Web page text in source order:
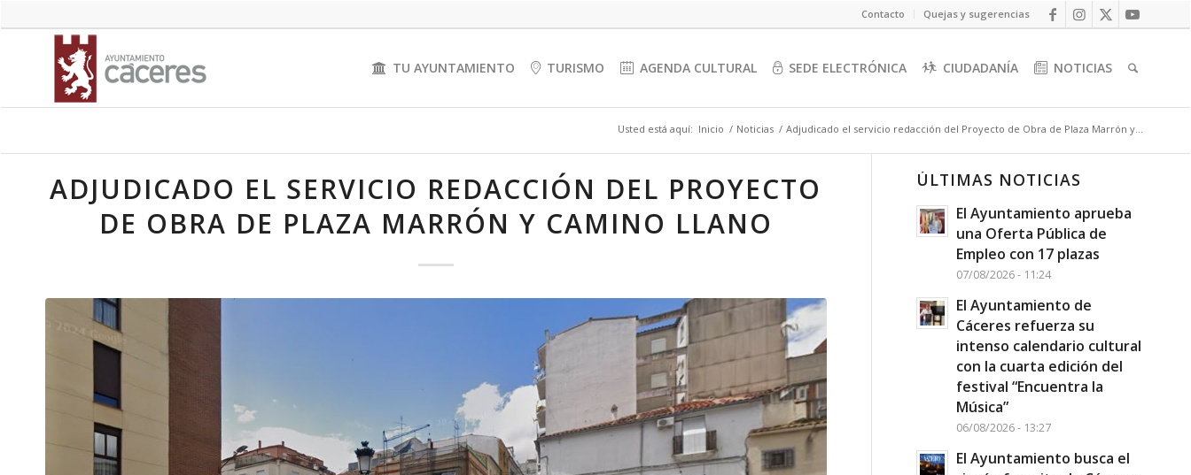
Contacto Quejas y sugerencias
TU AYUNTAMIENTO TURISMO AGENDA CULTURAL SEDE ELECTRÓNICA CIUDADANÍA NOTICIAS
Usted está aquí: Inicio / Noticias / Adjudicado el servicio redacción del Proyecto de Obra de Plaza Marrón y...
ADJUDICADO EL SERVICIO REDACCIÓN DEL PROYECTO
DE OBRA DE PLAZA MARRÓN Y CAMINO LLANO
ÚLTIMAS NOTICIAS
El Ayuntamiento aprueba
una Oferta Pública de
Empleo con 17 plazas
07/08/2026 - 11:24
El Ayuntamiento de
Cáceres refuerza su
intenso calendario cultural
con la cuarta edición del
festival “Encuentra la
Música”
06/08/2026 - 13:27
El Ayuntamiento busca el